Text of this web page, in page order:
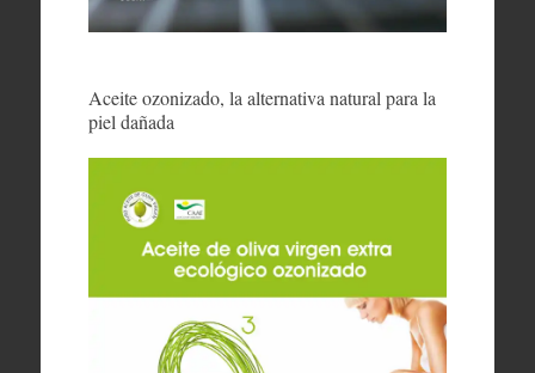
Aceite ozonizado, la alternativa natural para la
piel dañada